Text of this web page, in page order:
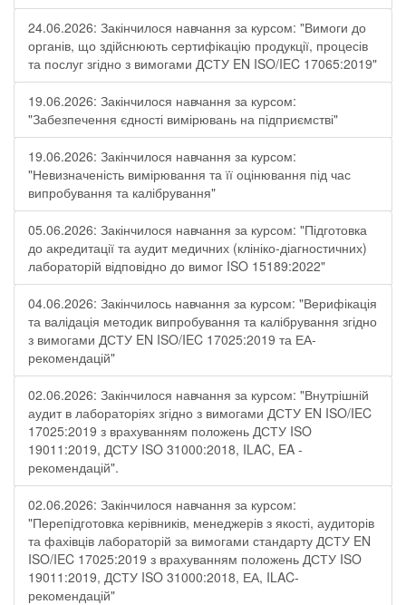
24.06.2026: Закінчилося навчання за курсом: "Вимоги до
органів, що здійснюють сертифікацію продукції, процесів
та послуг згідно з вимогами ДСТУ EN ISO/IEC 17065:2019"
19.06.2026: Закінчилося навчання за курсом:
"Забезпечення єдності вимірювань на підприємстві"
19.06.2026: Закінчилося навчання за курсом:
"Невизначеність вимірювання та її оцінювання під час
випробування та калібрування"
05.06.2026: Закінчилося навчання за курсом: "Підготовка
до акредитації та аудит медичних (клініко-діагностичних)
лабораторій відповідно до вимог ISO 15189:2022"
04.06.2026: Закінчилось навчання за курсом: "Верифікація
та валідація методик випробування та калібрування згідно
з вимогами ДСТУ EN ISO/IEC 17025:2019 та ЕА-
рекомендацій"
02.06.2026: Закінчилося навчання за курсом: "Внутрішній
аудит в лабораторіях згідно з вимогами ДСТУ EN ISO/IEC
17025:2019 з врахуванням положень ДСТУ ISO
19011:2019, ДСТУ ISO 31000:2018, ILAC, EA -
рекомендацій".
02.06.2026: Закінчилося навчання за курсом:
"Перепідготовка керівників, менеджерів з якості, аудиторів
та фахівців лабораторій за вимогами стандарту ДСТУ EN
ISO/IEC 17025:2019 з врахуванням положень ДСТУ ISO
19011:2019, ДСТУ ISO 31000:2018, ЕА, ILAC-
рекомендацій"